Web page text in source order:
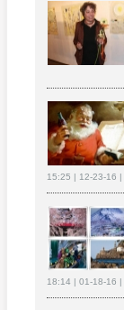
15:25 | 12-23-16 |
18:14 | 01-18-16 |